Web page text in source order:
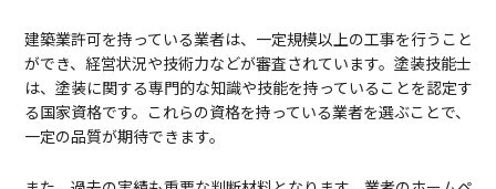
建築業許可を持っている業者は、一定規模以上の工事を行うこと
ができ、経営状況や技術力などが審査されています。塗装技能士
は、塗装に関する専門的な知識や技能を持っていることを認定す
る国家資格です。これらの資格を持っている業者を選ぶことで、
一定の品質が期待できます。